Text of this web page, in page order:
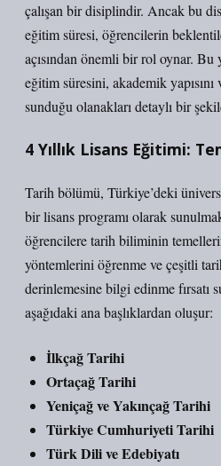
çalışan bir disiplindir. Ancak bu
eğitim süresi, öğrencilerin
açısından önemli bir rol oynar. Bu
eğitim süresini, akademik
sunduğu olanakları detaylı bir
4 Yıllık Lisans Eğitimi:
Tarih bölümü, Türkiye’deki
bir lisans programı olarak
öğrencilere tarih biliminin
yöntemlerini öğrenme ve çeşitli
derinlemesine bilgi edinme fırsatı
aşağıdaki ana başlıklardan oluşur:
İlkçağ Tarihi
Ortaçağ Tarihi
Yeniçağ ve Yakınçağ Tarihi
Türkiye Cumhuriyeti Tarihi
Türk Dili ve Edebiyatı